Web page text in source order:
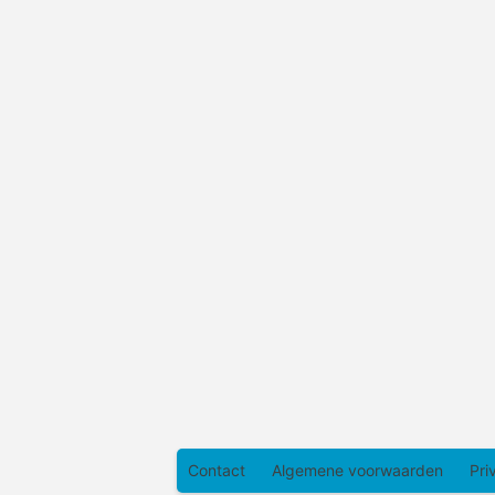
Contact Algemene voorwaarden